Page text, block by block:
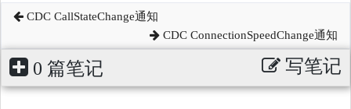
CDC CallStateChange通知
CDC ConnectionSpeedChange通知
0 篇笔记 写笔记